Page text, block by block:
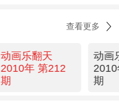
查看更多
动画乐翻天
2010年 第212
期
动画
期